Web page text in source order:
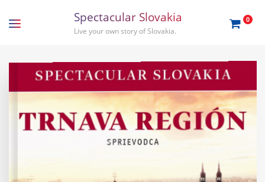
Spectacular Slovakia
Live your own story of Slovakia.
0
Travel guides
Gift order
EN
SK